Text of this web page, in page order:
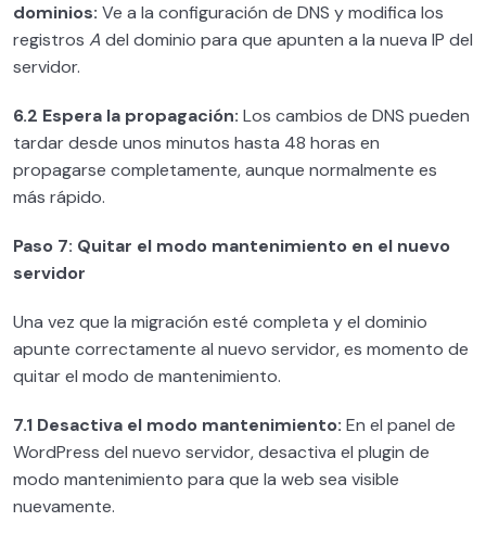
dominios: Ve a la configuración de DNS y modifica los
registros A del dominio para que apunten a la nueva IP del
servidor.
6.2 Espera la propagación: Los cambios de DNS pueden
tardar desde unos minutos hasta 48 horas en
propagarse completamente, aunque normalmente es
más rápido.
Paso 7: Quitar el modo mantenimiento en el nuevo
servidor
Una vez que la migración esté completa y el dominio
apunte correctamente al nuevo servidor, es momento de
quitar el modo de mantenimiento.
7.1 Desactiva el modo mantenimiento: En el panel de
WordPress del nuevo servidor, desactiva el plugin de
modo mantenimiento para que la web sea visible
nuevamente.